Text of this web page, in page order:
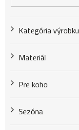
v Kategória výrobku
Materiál
Pre koho
Sezóna